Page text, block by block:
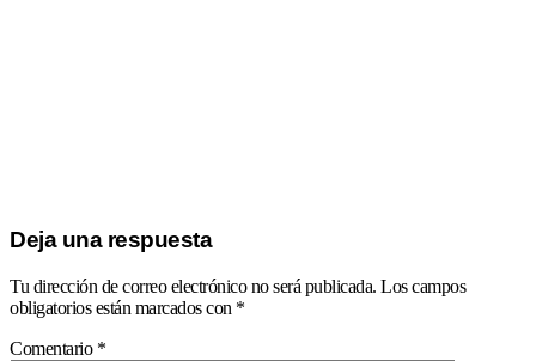
Deja una respuesta
Tu dirección de correo electrónico no será publicada. Los campos
obligatorios están marcados con *
Comentario *